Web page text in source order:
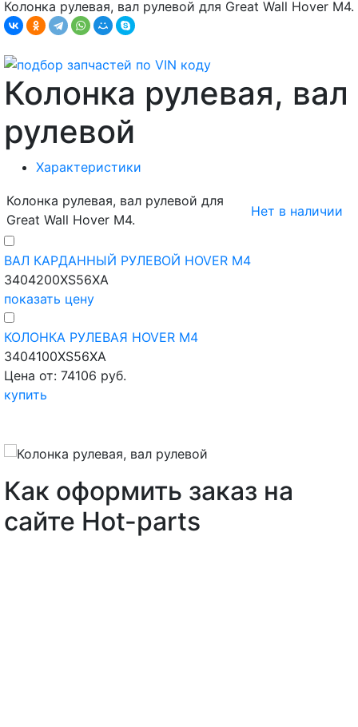
Колонка рулевая, вал рулевой для Great Wall Hover M4.
Колонка рулевая, вал
рулевой
Характеристики
Колонка рулевая, вал рулевой для
Great Wall Hover M4.
Нет в наличии
ВАЛ КАРДАННЫЙ РУЛЕВОЙ HOVER M4
3404200XS56XA
показать цену
КОЛОНКА РУЛЕВАЯ HOVER M4
3404100XS56XA
Цена от: 74106 руб.
купить
Как оформить заказ на
сайте Hot-parts